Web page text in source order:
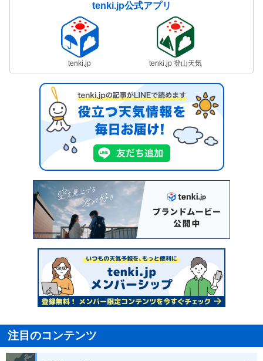
tenki.jp公式アプリ
tenki.jp tenki.jp 登山天気
注目のコンテンツ